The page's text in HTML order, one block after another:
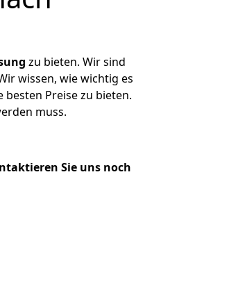
zu bieten. Wir sind
wissen, wie wichtig es
Preise zu bieten.
muss.
Sie uns noch